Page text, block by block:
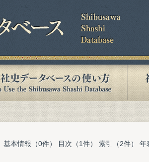
基本情報（0件） 目次（1件） 索引（2件） 年